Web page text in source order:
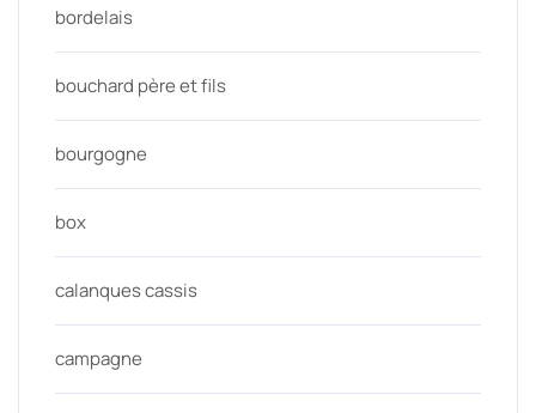
bordelais
bouchard père et fils
bourgogne
box
calanques cassis
campagne